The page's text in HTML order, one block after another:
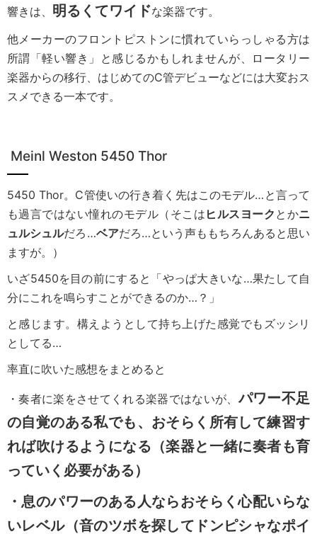
響きは、 明るくてワイドな楽器です。
他メーカーのフロントピストンに慣れていらっしゃる方は
所謂「軽い響き」と感じるかもしれませんが、ロータリー
楽器からの移行、はじめてのC管デビューなどには大変おス
スメできる一本です。
Meinl Weston 5450 Thor
5450 Thor。C管使いの行き着く先はこのモデル…と言って
も過言ではない憧れのモデル（そこは ヒルスヨーク とかニ
ュルシュルだろ…ベアだろ…という声ももちろんあると思い
ますが。）
いざ5450を目の前にすると「やっぱ大きいな…果たして自
分にこれを鳴らすことができるのか…？」
と感じます。構えようとして持ち上げた感覚でもズッシリ
としてる…
率直に吹いた感想をまとめると
・奏者に楽をさせてくれる楽器ではないが、パワー不足
の自覚のある私でも、おそらく所有して練習す
れば吹けるようになる（楽器と一緒に奏者も育
っていく必要がある）
・息のパワーのある人ならおそらく心配いらな
いレベル（音のツボを探してドンピシャなポイ